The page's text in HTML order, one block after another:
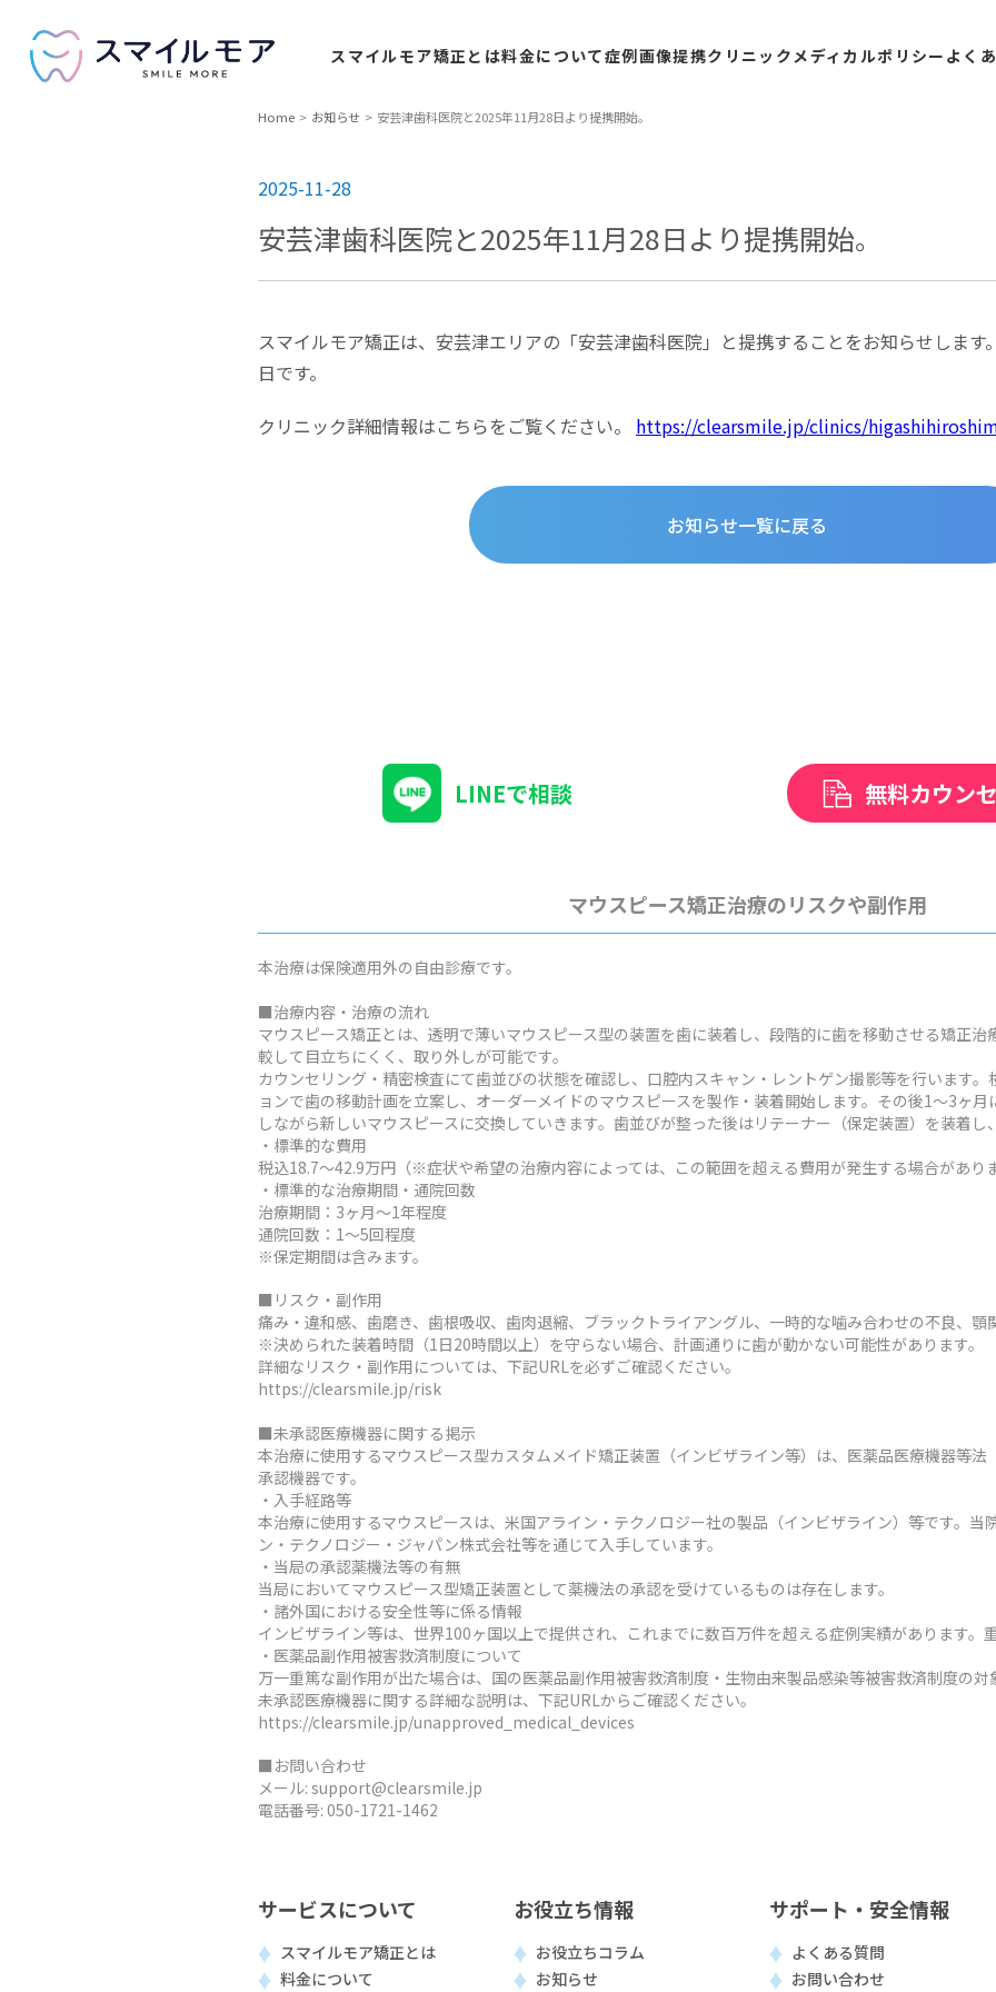
スマイルモア矯正とは料金について症例画像提携クリニックメディカルポリシー よく
Home お知らせ 安芸津歯科医院と2025年11月28日より提携開始。
2025-11-28
安芸津歯科医院と2025年11月28日より提携開始。
スマイルモア矯正は、安芸津エリアの「安芸津歯科医院」と提携することをお知らせしま
日です。
クリニック詳細情報はこちらをご覧ください。 https://clearsmile.jp/clinics/
お知らせ一覧に戻る
LINEで相談 無料カウン
マウスピース矯正治療のリスクや副作用
本治療は保険適用外の自由診療です。
■治療内容・治療の流れ
マウスピース矯正とは、透明で薄いマウスピース型の装置を歯に装着し、段階的に歯を移動させる矯正
較して目立ちにくく、取り外しが可能です。
カウンセリング・精密検査にて歯並びの状態を確認し、口腔内スキャン・レントゲン撮影等を行います
ョンで歯の移動計画を立案し、オーダーメイドのマウスピースを製作・装着開始します。その後1～3ヶ
しながら新しいマウスピースに交換していきます。歯並びが整った後はリテーナー（保定装置）を装着し
・標準的な費用
税込18.7～42.9万円（※症状や希望の治療内容によっては、この範囲を超える費用が発生する場合がありま
・標準的な治療期間・通院回数
治療期間：3ヶ月～1年程度
通院回数：1～5回程度
※保定期間は含みます。
■リスク・副作用
痛み・違和感、歯磨き、歯根吸収、歯肉退縮、ブラックトライアングル、一時的な噛み合わせの不良、顎
※決められた装着時間（1日20時間以上）を守らない場合、計画通りに歯が動かない可能性があります。
詳細なリスク・副作用については、下記URLを必ずご確認ください。
https://clearsmile.jp/risk
■未承認医療機器に関する掲示
本治療に使用するマウスピース型カスタムメイド矯正装置（インビザライン等）は、医薬品医療機器等
承認機器です。
・入手経路等
本治療に使用するマウスピースは、米国アライン・テクノロジー社の製品（インビザライン）等です。当
ン・テクノロジー・ジャパン株式会社等を通じて入手しています。
・当局の承認薬機法等の有無
当局においてマウスピース型矯正装置として薬機法の承認を受けているものは存在します。
・諸外国における安全性等に係る情報
インビザライン等は、世界100ヶ国以上で提供され、これまでに数百万件を超える症例実績があります。
・医薬品副作用被害救済制度について
万一重篤な副作用が出た場合は、国の医薬品副作用被害救済制度・生物由来製品感染等被害救済制度の対
未承認医療機器に関する詳細な説明は、下記URLからご確認ください。
https://clearsmile.jp/unapproved_medical_devices
■お問い合わせ
メール: support@clearsmile.jp
電話番号: 050-1721-1462
サービスについて
スマイルモア矯正とは
料金について
お役立ち情報
お役立ちコラム
お知らせ
サポート・安全情報
よくある質問
お問い合わせ